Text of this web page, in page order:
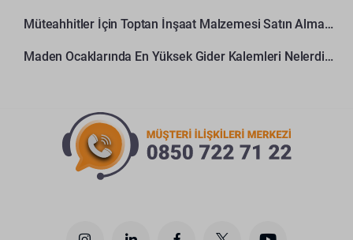
Müteahhitler İçin Toptan İnşaat Malzemesi Satın Alma Rehberi
Maden Ocaklarında En Yüksek Gider Kalemleri Nelerdir?